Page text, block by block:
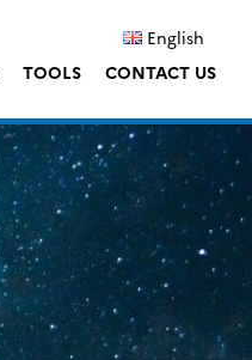
English
TOOLS CONTACT US